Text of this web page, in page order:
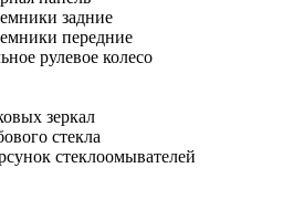
задние
передние
рулевое колесо
зеркал
стекла
стеклоомывателей